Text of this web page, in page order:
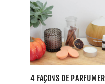
4 FAÇONS DE PARFUMER